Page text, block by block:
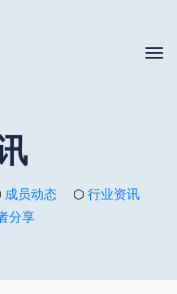
成员动态 ⬡ 行业资讯
分享